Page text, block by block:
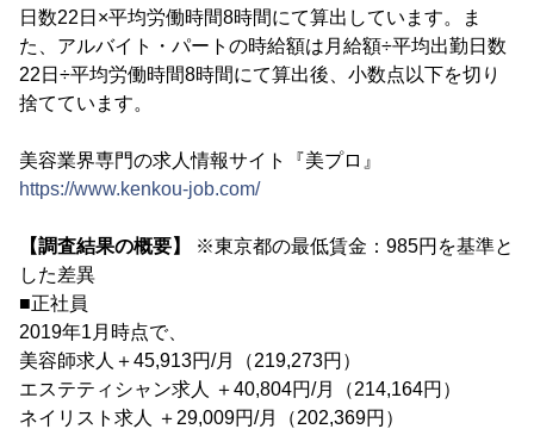
日数22日×平均労働時間8時間にて算出しています。ま
た、アルバイト・パートの時給額は月給額÷平均出勤日数
22日÷平均労働時間8時間にて算出後、小数点以下を切り
捨てています。
美容業界専門の求人情報サイト『美プロ』
https://www.kenkou-job.com/
【調査結果の概要】
※東京都の最低賃金：985円を基準と
した差異
■正社員
2019年1月時点で、
美容師求人＋45,913円/月（219,273円）
エステティシャン求人 ＋40,804円/月（214,164円）
ネイリスト求人 ＋29,009円/月（202,369円）